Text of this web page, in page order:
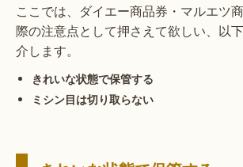
ここでは、ダイエー商品券・マルエツ
際の注意点として押さえて欲しい、以
介します。
きれいな状態で保管する
ミシン目は切り取らない